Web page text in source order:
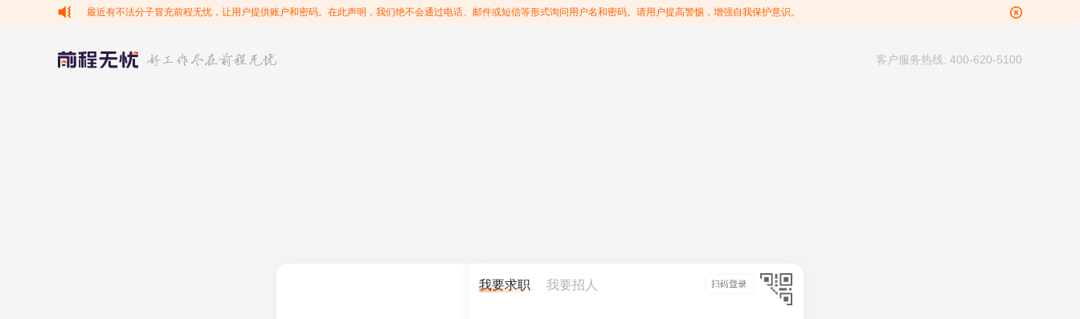
最近有不法分子冒充前程无忧，让用户提供账户和密码。在此声明，我们绝不会通过电话、邮件或短信等形式询问用户名和密码。请用户提高警惕，增强自我保护意识。
客户服务热线: 400-620-5100
我要求职 我要招人